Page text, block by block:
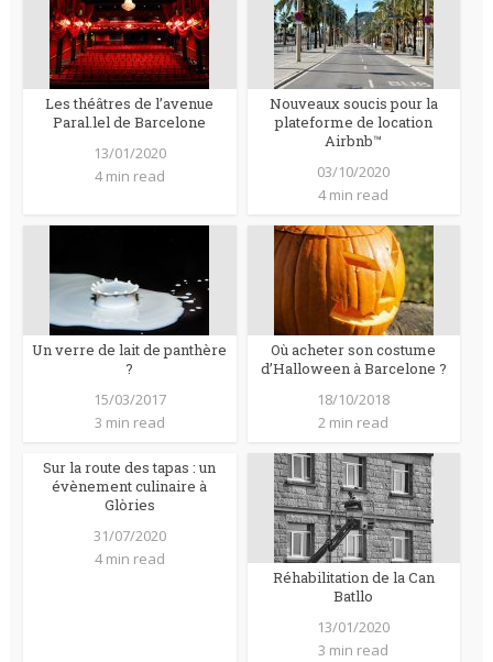
Les théâtres de l’avenue
Paral.lel de Barcelone
13/01/2020
4 min read
Nouveaux soucis pour la
plateforme de location
Airbnb™
03/10/2020
4 min read
Un verre de lait de panthère
?
15/03/2017
3 min read
Où acheter son costume
d’Halloween à Barcelone ?
18/10/2018
2 min read
Sur la route des tapas : un
évènement culinaire à
Glòries
31/07/2020
4 min read
Réhabilitation de la Can
Batllo
13/01/2020
3 min read